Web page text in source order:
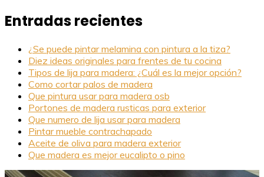
Entradas recientes
¿Se puede pintar melamina con pintura a la tiza?
Diez ideas originales para frentes de tu cocina
Tipos de lija para madera: ¿Cuál es la mejor opción?
Como cortar palos de madera
Que pintura usar para madera osb
Portones de madera rusticas para exterior
Que numero de lija usar para madera
Pintar mueble contrachapado
Aceite de oliva para madera exterior
Que madera es mejor eucalipto o pino